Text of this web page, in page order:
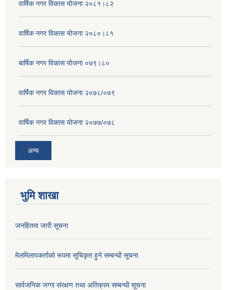
वार्षिक नगर विकास योजना २०८१।८२
वार्षिक नगर विकास योजना २०८०।८१
बार्षिक नगर विकास योजना ०७९।८०
वार्षिक नगर विकास योजना २०७८/०७९
वार्षिक नगर विकास योजना २०७७/०७८
अन्य
भुमि शाखा
जनहितमा जारी सूचना
मेलमिलापकर्ताको रूपमा सूचिकृत हुने सम्बन्धी सूचना
सार्वजनिक जग्गा संरक्षण तथा अतिक्रम सम्बन्धी सूचना